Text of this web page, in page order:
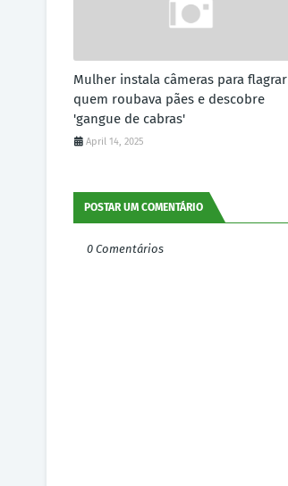
Mulher instala câmeras para flagrar
quem roubava pães e descobre
'gangue de cabras'
April 14, 2025
POSTAR UM COMENTÁRIO
0 Comentários